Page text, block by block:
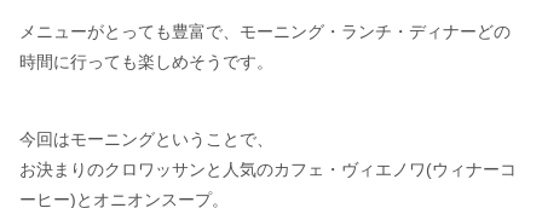
メニューがとっても豊富で、モーニング・ランチ・ディナーどの
時間に行っても楽しめそうです。
今回はモーニングということで、
お決まりのクロワッサンと人気のカフェ・ヴィエノワ(ウィナーコ
ーヒー)とオニオンスープ。